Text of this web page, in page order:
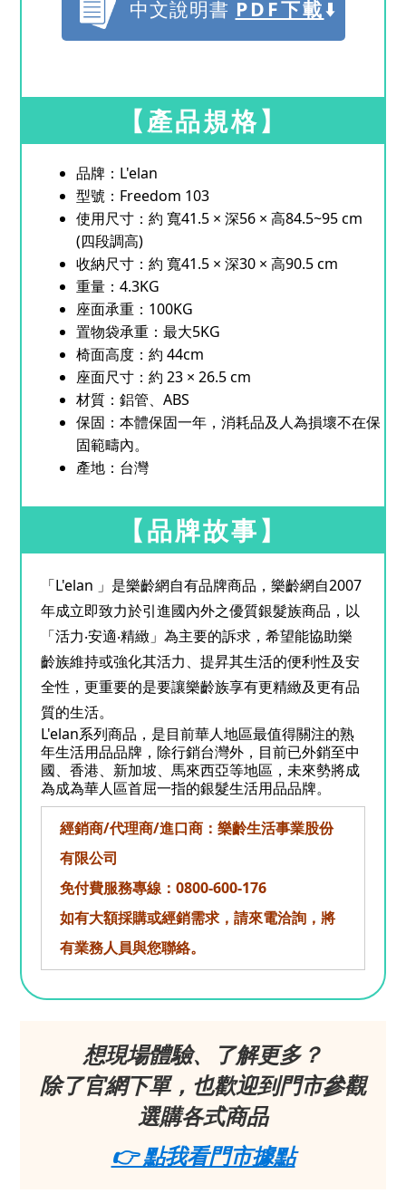
中文說明書 PDF下載⬇️
【產品規格】
品牌：L'elan
型號：Freedom 103
使用尺寸：約 寬41.5 × 深56 × 高84.5~95 cm
(四段調高)
收納尺寸：約 寬41.5 × 深30 × 高90.5 cm
重量：4.3KG
座面承重：100KG
置物袋承重：最大5KG
椅面高度：約 44cm
座面尺寸：約 23 × 26.5 cm
材質：鋁管、ABS
保固：本體保固一年，消耗品及人為損壞不在保
固範疇內。
產地：台灣
【品牌故事】
「L'elan 」是樂齡網自有品牌商品，樂齡網自2007
年成立即致力於引進國內外之優質銀髮族商品，以
「活力‧安適‧精緻」為主要的訴求，希望能協助樂
齡族維持或強化其活力、提昇其生活的便利性及安
全性，更重要的是要讓樂齡族享有更精緻及更有品
質的生活。
L'elan系列商品，是目前華人地區最值得關注的熟
年生活用品品牌，除行銷台灣外，目前已外銷至中
國、香港、新加坡、馬來西亞等地區，未來勢將成
為成為華人區首屈一指的銀髮生活用品品牌。
經銷商/代理商/進口商：樂齡生活事業股份
有限公司
免付費服務專線：0800-600-176
如有大額採購或經銷需求，請來電洽詢，將
有業務人員與您聯絡。
想現場體驗、了解更多？
除了官網下單，也歡迎到門市參觀
選購各式商品
👉 點我看門市據點